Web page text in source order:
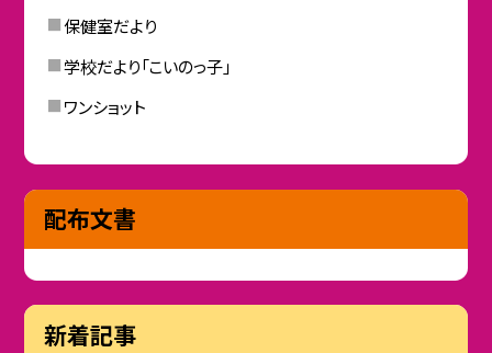
保健室だより
学校だより「こいのっ子」
ワンショット
配布文書
新着記事